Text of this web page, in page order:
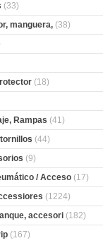
(33)
manguera, (38)
(18)
Rampas (41)
(44)
(9)
/ Acceso (17)
(1224)
accesori (182)
(167)